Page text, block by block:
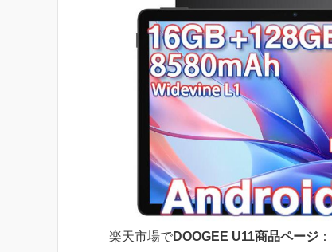
楽天市場でDOOGEE U11商品ページ ：